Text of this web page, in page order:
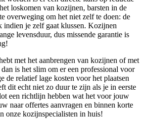
loskomen van kozijnen, barsten in de
overweging om het niet zelf te doen: de
indien je zelf gaat klussen. Kozijnen
levensduur, dus missende garantie is
met het aanbrengen van kozijnen of met
is het slim om er een professional voor
de relatief lage kosten voor het plaatsen
dit echt niet zo duur te zijn als je in eerste
een richtlijn hebben wat het voor jouw
naar offertes aanvragen en binnen korte
onze kozijnspecialisten in huis!